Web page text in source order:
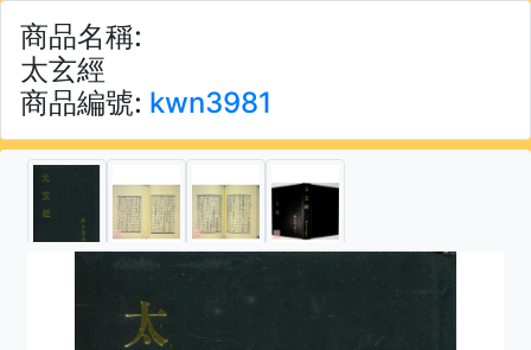
商品名稱:
太玄經
商品編號: kwn3981